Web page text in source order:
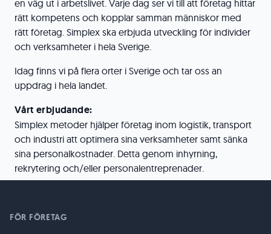
en väg ut i arbetslivet. Varje dag ser vi till att företag hittar
rätt kompetens och kopplar samman människor med
rätt företag. Simplex ska erbjuda utveckling för individer
och verksamheter i hela Sverige.
Idag finns vi på flera orter i Sverige och tar oss an
uppdrag i hela landet.
Vårt erbjudande:
Simplex metoder hjälper företag inom logistik, transport
och industri att optimera sina verksamheter samt sänka
sina personalkostnader. Detta genom inhyrning,
rekrytering och/eller personalentreprenader.
FÖR FÖRETAG